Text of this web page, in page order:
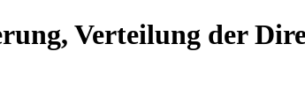
Verteilung der